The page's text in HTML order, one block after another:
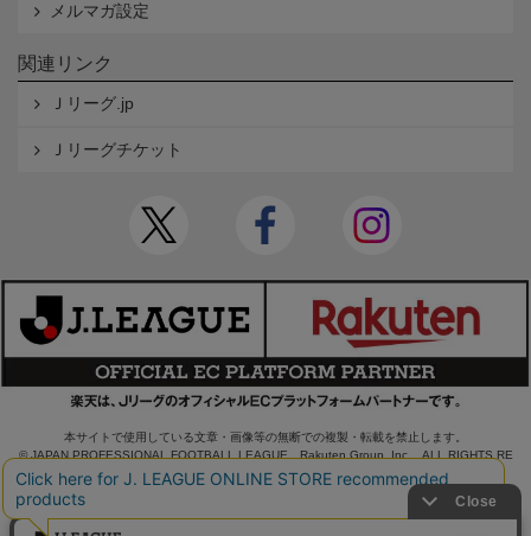
メルマガ設定
関連リンク
Ｊリーグ.jp
Ｊリーグチケット
本サイトで使用している文章・画像等の無断での複製・転載を禁止します。
© JAPAN PROFESSIONAL FOOTBALL LEAGUE Rakuten Group, Inc. ALL RIGHTS RE
SERVED.